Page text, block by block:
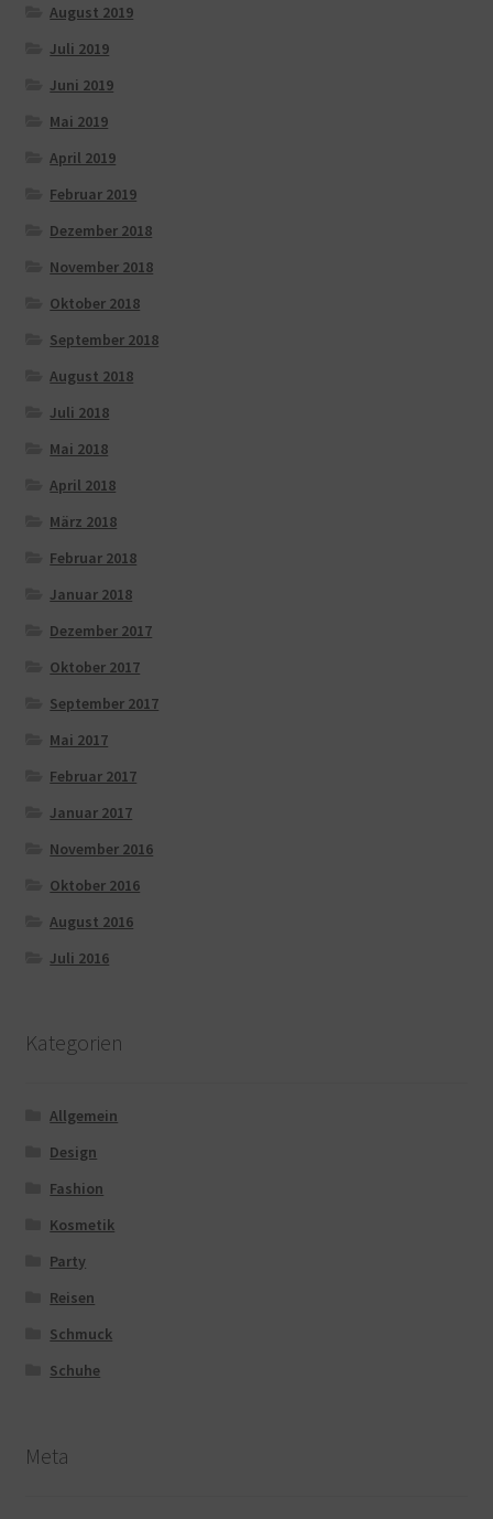
August 2019
Juli 2019
Juni 2019
Mai 2019
April 2019
Februar 2019
Dezember 2018
November 2018
Oktober 2018
September 2018
August 2018
Juli 2018
Mai 2018
April 2018
März 2018
Februar 2018
Januar 2018
Dezember 2017
Oktober 2017
September 2017
Mai 2017
Februar 2017
Januar 2017
November 2016
Oktober 2016
August 2016
Juli 2016
Kategorien
Allgemein
Design
Fashion
Kosmetik
Party
Reisen
Schmuck
Schuhe
Meta